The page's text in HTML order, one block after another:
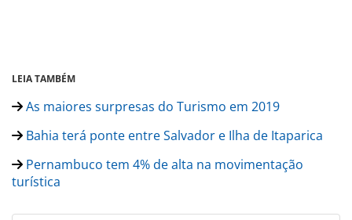
LEIA TAMBÉM
As maiores surpresas do Turismo em 2019
Bahia terá ponte entre Salvador e Ilha de Itaparica
Pernambuco tem 4% de alta na movimentação
turística